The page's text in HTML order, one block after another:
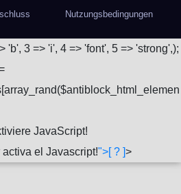
Nutzungsbedingungen
'b', 3 => 'i', 4 => 'font', 5 => 'strong',);
JavaScript!
el Javascript!">[ ? ]>